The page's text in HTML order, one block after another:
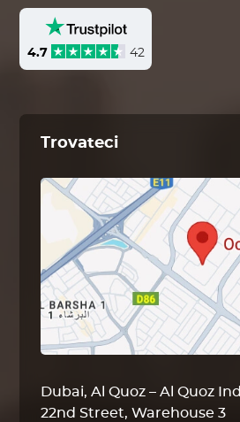
4.7 42
Trovateci
Dubai, Al Quoz – Al Quoz
22nd Street, Warehouse 3